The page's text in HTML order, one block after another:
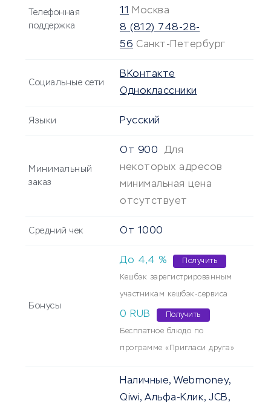
Телефонная
поддержка
11 Москва
8 (812) 748-28-
56 Санкт-Петербург
Социальные сети
ВКонтакте
Одноклассники
Языки Русский
Минимальный
заказ
От 900
Для
некоторых адресов
минимальная цена
отсутствует
Средний чек От 1000
Бонусы
До 4,4 % Получить
Кешбэк зарегистрированным
участникам кешбэк-сервиса
0 RUB Получить
Бесплатное блюдо по
программе «Пригласи друга»
Наличные, Webmoney,
Qiwi, Альфа-Клик, JCB,